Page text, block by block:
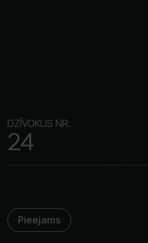
DZĪVOKLIS NR.
24
Pieejams